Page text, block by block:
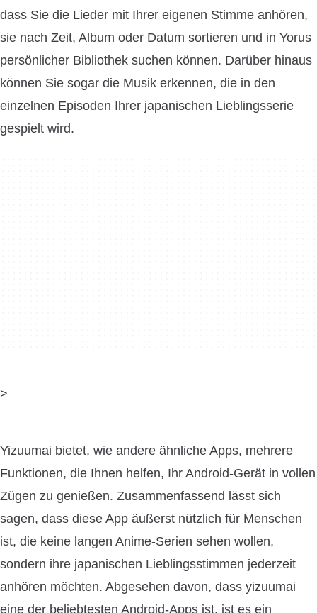
dass Sie die Lieder mit Ihrer eigenen Stimme anhören,
sie nach Zeit, Album oder Datum sortieren und in Yorus
persönlicher Bibliothek suchen können. Darüber hinaus
können Sie sogar die Musik erkennen, die in den
einzelnen Episoden Ihrer japanischen Lieblingsserie
gespielt wird.
>
Yizuumai bietet, wie andere ähnliche Apps, mehrere
Funktionen, die Ihnen helfen, Ihr Android-Gerät in vollen
Zügen zu genießen. Zusammenfassend lässt sich
sagen, dass diese App äußerst nützlich für Menschen
ist, die keine langen Anime-Serien sehen wollen,
sondern ihre japanischen Lieblingsstimmen jederzeit
anhören möchten. Abgesehen davon, dass yizuumai
eine der beliebtesten Android-Apps ist, ist es ein